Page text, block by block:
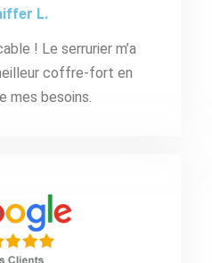
L.
! Le serrurier m’a
coffre-fort en
mes besoins.